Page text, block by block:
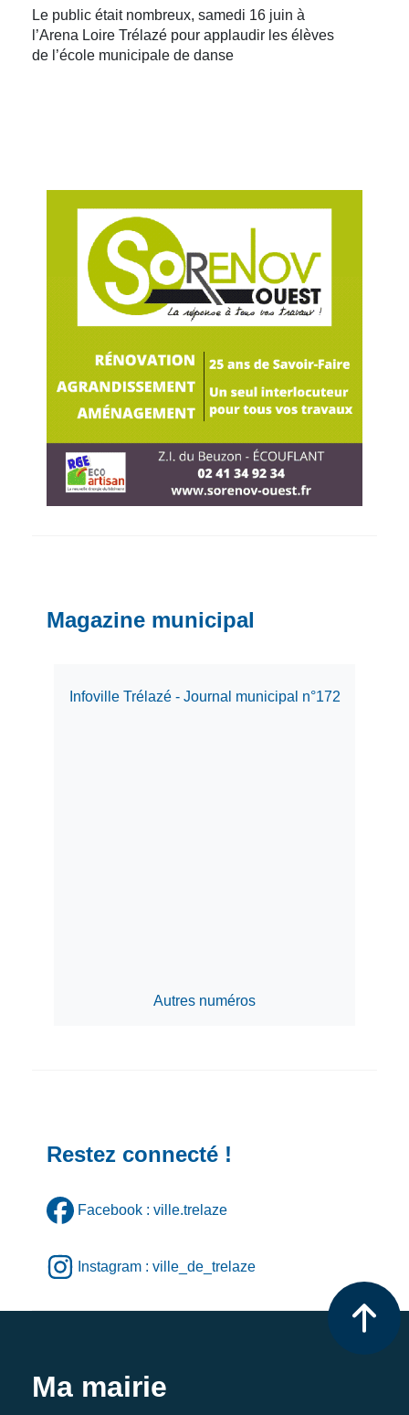
Le public était nombreux, samedi 16 juin à
l’Arena Loire Trélazé pour applaudir les élèves
de l’école municipale de danse
Magazine municipal
Infoville Trélazé - Journal municipal n°172
Autres numéros
Restez connecté !
Facebook : ville.trelaze
Instagram : ville_de_trelaze
Ma mairie